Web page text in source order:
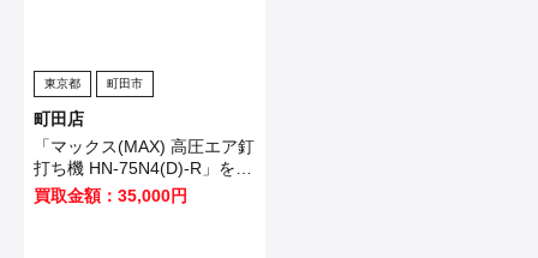
東京都 町田市
町田店
「マックス(MAX) 高圧エア釘
打ち機 HN-75N4(D)-R」を買
い取りました！
買取金額：35,000円